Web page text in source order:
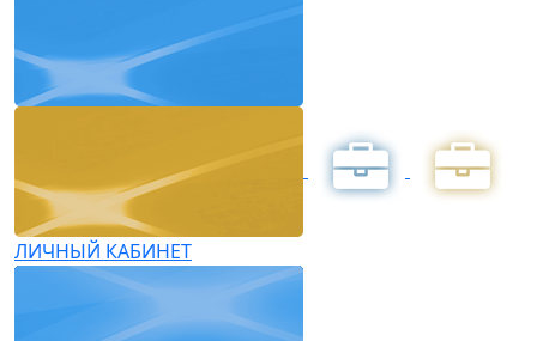
ЛИЧНЫЙ КАБИНЕТ